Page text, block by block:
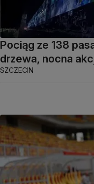
Pociąg ze 138
drzewa, nocna
SZCZECIN